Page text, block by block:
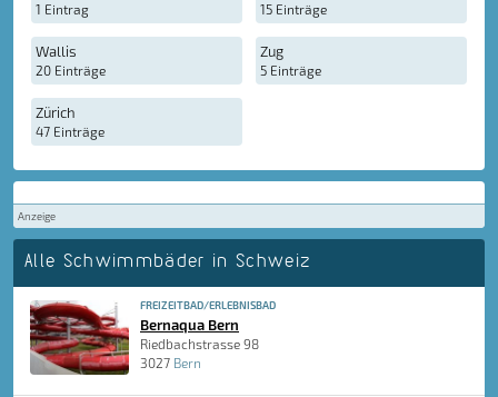
1 Eintrag 15 Einträge
Wallis
20 Einträge
Zug
5 Einträge
Zürich
47 Einträge
Anzeige
Alle Schwimmbäder in Schweiz
FREIZEITBAD/ERLEBNISBAD
Bernaqua Bern
Riedbachstrasse 98
3027 Bern